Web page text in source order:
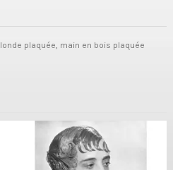
plaquée, main en bois plaquée